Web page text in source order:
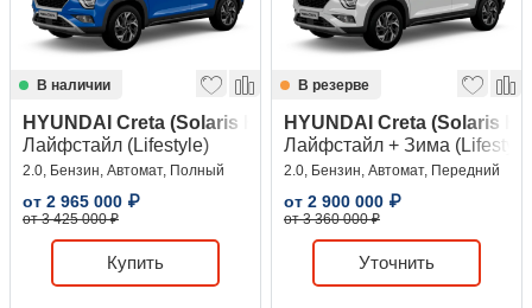
В наличии
HYUNDAI Creta (Solaris HC)
Лайфстайл (Lifestyle)
2.0, Бензин, Автомат, Полный
от 2 965 000 ₽
от 3 425 000 ₽
Купить
В резерве
HYUNDAI Creta (Solaris
Лайфстайл + Зима
2.0, Бензин, Автомат, Передний
от 2 900 000 ₽
от 3 360 000 ₽
Уточнить